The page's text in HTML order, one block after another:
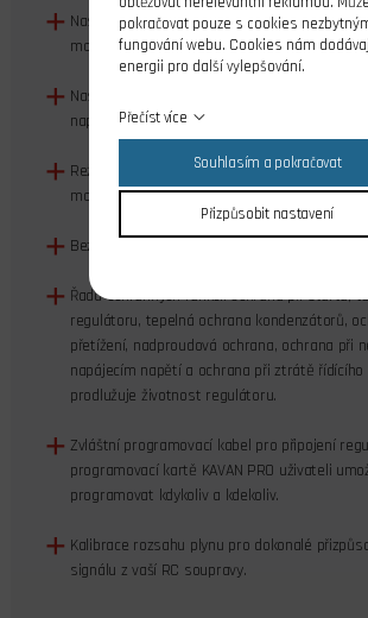
Nastavitelné časování pro optimální
motoru.
Nastavitelný obvod PCO - odpojování motoru
napájecího napětí.
Režimy rozběhu Normal/Měkký/Velmi měkký
motory s přímým náhonem i s převodovkou.
Bezpečné zapínání (brání rozběhnutí motoru
Řada ochranných funkcí: ochrana při startu,
regulátoru, tepelná ochrana kondenzátorů,
přetížení, nadproudová ochrana, ochrana při
napájecím napětí a ochrana při ztrátě řídícího
prodlužuje životnost regulátoru.
Zvláštní programovací kabel pro připojení
programovací kartě KAVAN PRO uživateli
programovat kdykoliv a kdekoliv.
Kalibrace rozsahu plynu pro dokonalé
signálu z vaší RC soupravy.
pokračovat pouze s cookies
fungování webu. Cookies nám
energii pro další vylepšování.
Přečíst více
Souhlasím a pokračovat
Přizpůsobit nastavení